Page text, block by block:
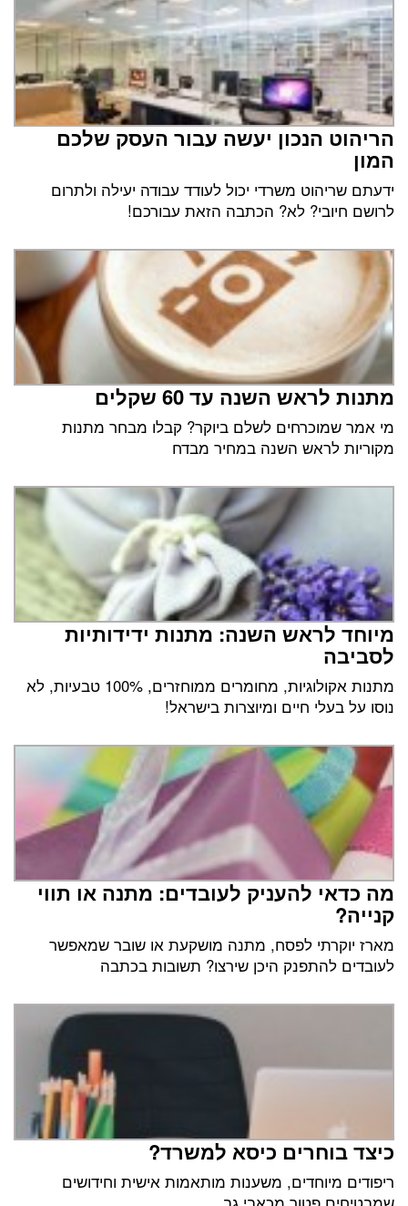
הריהוט הנכון יעשה עבור העסק שלכם
המון
ידעתם שריהוט משרדי יכול לעודד עבודה יעילה ולתרום
לרושם חיובי? לא? הכתבה הזאת עבורכם!
מתנות לראש השנה עד 60 שקלים
מי אמר שמוכרחים לשלם ביוקר? קבלו מבחר מתנות
מקוריות לראש השנה במחיר מבדח
מיוחד לראש השנה: מתנות ידידותיות
לסביבה
מתנות אקולוגיות, מחומרים ממוחזרים, 100% טבעיות, לא
נוסו על בעלי חיים ומיוצרות בישראל!
מה כדאי להעניק לעובדים: מתנה או תווי
קנייה?
מארז יוקרתי לפסח, מתנה מושקעת או שובר שמאפשר
לעובדים להתפנק היכן שירצו? תשובות בכתבה
כיצד בוחרים כיסא למשרד?
ריפודים מיוחדים, משענות מותאמות אישית וחידושים